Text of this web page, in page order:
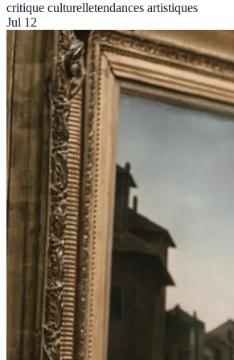
critique culturelletendances artistiques
Jul 12